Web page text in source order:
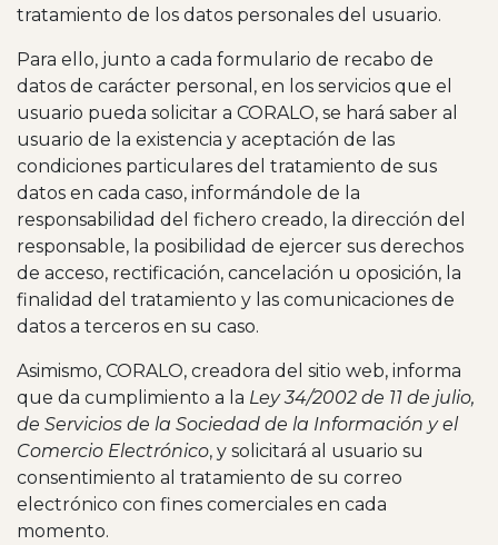
tratamiento de los datos personales del usuario.
Para ello, junto a cada formulario de recabo de
datos de carácter personal, en los servicios que el
usuario pueda solicitar a CORALO, se hará saber al
usuario de la existencia y aceptación de las
condiciones particulares del tratamiento de sus
datos en cada caso, informándole de la
responsabilidad del fichero creado, la dirección del
responsable, la posibilidad de ejercer sus derechos
de acceso, rectificación, cancelación u oposición, la
finalidad del tratamiento y las comunicaciones de
datos a terceros en su caso.
Asimismo, CORALO, creadora del sitio web, informa
que da cumplimiento a la Ley 34/2002 de 11 de julio,
de Servicios de la Sociedad de la Información y el
Comercio Electrónico, y solicitará al usuario su
consentimiento al tratamiento de su correo
electrónico con fines comerciales en cada
momento.